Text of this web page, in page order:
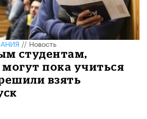
//Новость
студентам,
пока учиться
взять